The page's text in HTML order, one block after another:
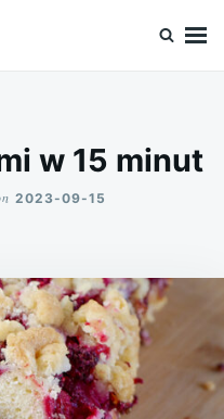
w 15 minut
2023-09-15